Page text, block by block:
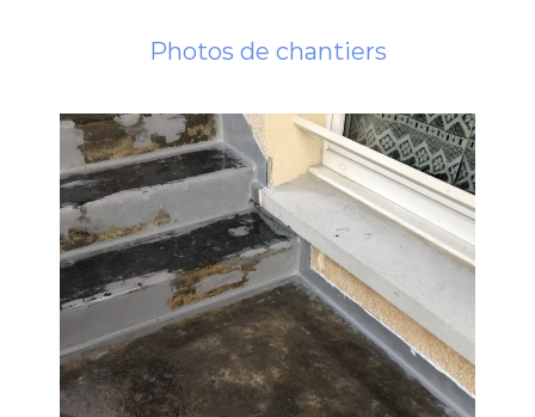
Photos de chantiers